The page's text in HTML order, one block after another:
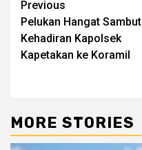
Post
navigation
Previous
Pelukan Hangat Sambut
Kehadiran Kapolsek
Kapetakan ke Koramil
MORE STORIES